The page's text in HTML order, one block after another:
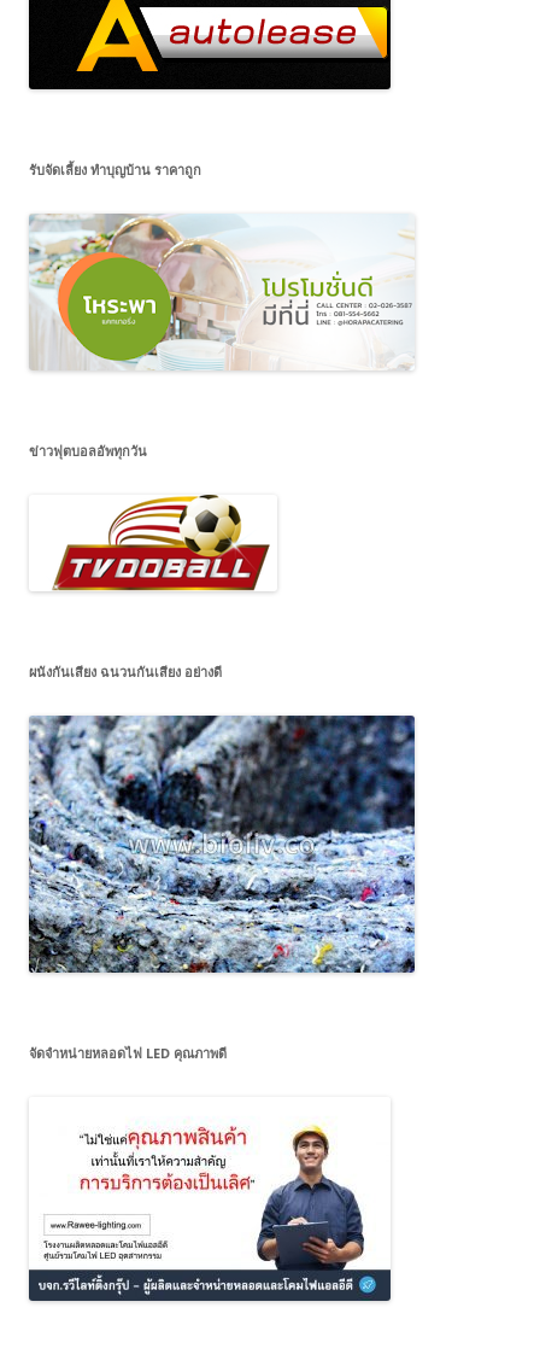
รับจัดเลี้ยง ทำบุญบ้าน ราคาถูก
ข่าวฟุตบอลอัพทุกวัน
ผนังกันเสียง ฉนวนกันเสียง อย่างดี
จัดจำหน่ายหลอดไฟ LED คุณภาพดี